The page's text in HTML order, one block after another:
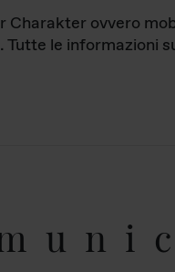
Charakter ovvero
le informazioni